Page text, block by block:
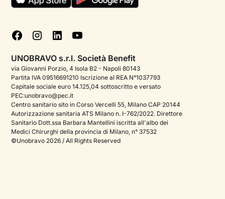
FAQ
Podcast di psicologia
Corporate
Psicologo italiano all'estero
Approfondimenti sulla salute mentale
Sala stampa
Cookie policy
Gestisci cookie
UNOBRAVO s.r.l. Società Benefit
via Giovanni Porzio, 4 Isola B2 - Napoli 80143
Partita IVA 09516691210 Iscrizione al REA N°1037793
Capitale sociale euro 14.125,04 sottoscritto e versato
PEC:unobravo@pec.it
Centro sanitario sito in Corso Vercelli 55, Milano CAP 20144
Autorizzazione sanitaria ATS Milano n. I-762/2022. Direttore
Sanitario Dott.ssa Barbara Mantellini iscritta all'albo dei
Medici Chirurghi della provincia di Milano, n° 37532
©Unobravo 2026 / All Rights Reserved